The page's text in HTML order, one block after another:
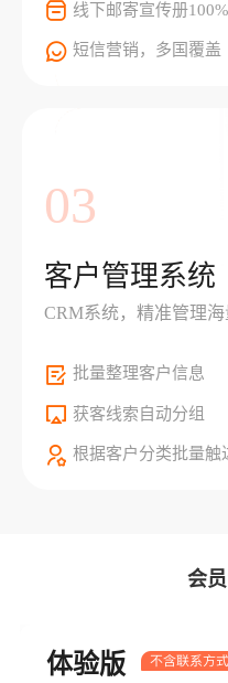
线下邮寄宣传册
短信营销，多国覆盖
03
客户管理系统
CRM系统，精准管理
批量整理客户信息
获客线索自动分组
根据客户分类批量触
会
体验版